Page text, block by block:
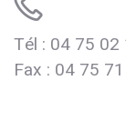
Tél : 04 75 02
Fax : 04 75